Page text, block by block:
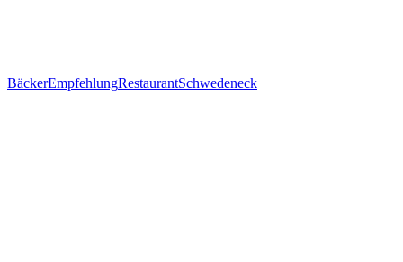
BäckerEmpfehlungRestaurantSchwedeneck